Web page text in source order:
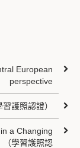
European
perspective
護照認證）
a Changing
學習護照認